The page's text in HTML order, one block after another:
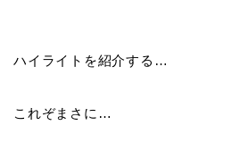
ハイライトを紹介する…
これぞまさに…